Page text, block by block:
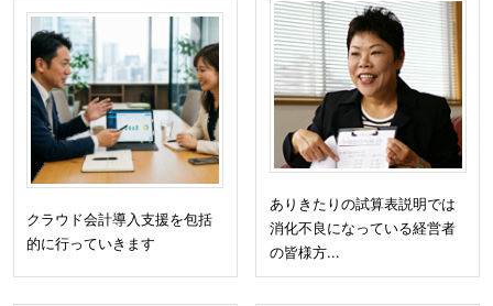
クラウド会計導入支援を包括
的に行っていきます
ありきたりの試算表説明では
消化不良になっている経営者
の皆様方...